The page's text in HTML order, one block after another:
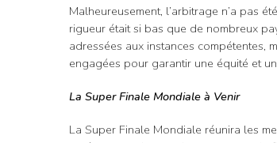
Malheureusement, l’arbitrage n’a pas
rigueur était si bas que de nombreux
adressées aux instances compétentes,
engagées pour garantir une équité et
La Super Finale Mondiale à Venir
La Super Finale Mondiale réunira les